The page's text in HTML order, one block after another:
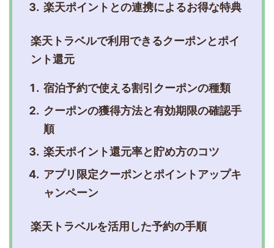
楽天ポイントとの連携によるお得な特典
楽天トラベルで利用できるクーポンとポイ
ント還元
宿泊予約で使える割引クーポンの種類
クーポンの獲得方法と有効期限の確認手
順
楽天ポイント還元率と貯め方のコツ
アプリ限定クーポンとポイントアップキ
ャンペーン
楽天トラベルを活用した予約の手順